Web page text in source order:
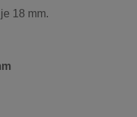
18 mm.